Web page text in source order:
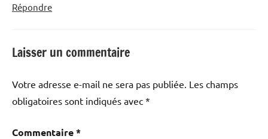
Répondre
Laisser un commentaire
Votre adresse e-mail ne sera pas publiée. Les champs
obligatoires sont indiqués avec *
Commentaire*